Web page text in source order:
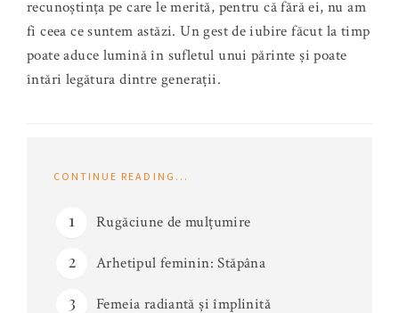
recunoștința pe care le merită, pentru că fără ei, nu am
fi ceea ce suntem astăzi. Un gest de iubire făcut la timp
poate aduce lumină în sufletul unui părinte și poate
întări legătura dintre generații.
CONTINUE READING...
Rugăciune de mulțumire
Arhetipul feminin: Stăpâna
Femeia radiantă și împlinită